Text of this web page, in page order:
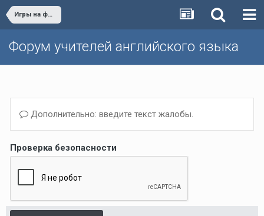
Игры на форуме
Форум учителей английского языка
Дополнительно: введите текст жалобы.
Проверка безопасности